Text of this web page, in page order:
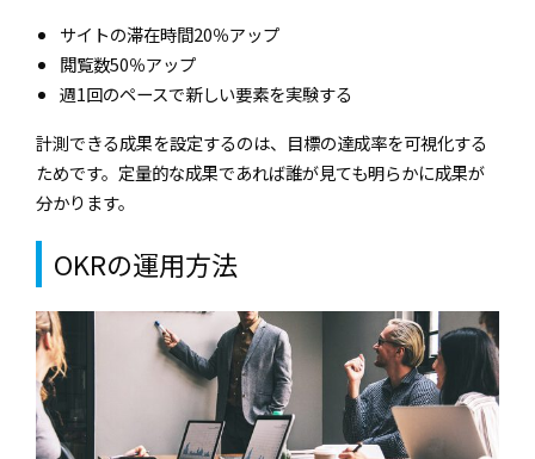
サイトの滞在時間20％アップ
閲覧数50％アップ
週1回のペースで新しい要素を実験する
計測できる成果を設定するのは、目標の達成率を可視化する
ためです。定量的な成果であれば誰が見ても明らかに成果が
分かります。
OKRの運用方法